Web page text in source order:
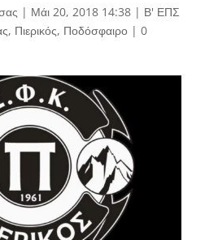
| Μάι 20, 2018 14:38| Β' ΕΠΣ
, Πιερικός, Ποδόσφαιρο| 0